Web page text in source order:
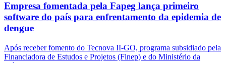
Empresa fomentada pela Fapeg lança primeiro
software do país para enfrentamento da epidemia de
dengue
Após receber fomento do Tecnova II-GO, programa subsidiado pela
Financiadora de Estudos e Projetos (Finep) e do Ministério da